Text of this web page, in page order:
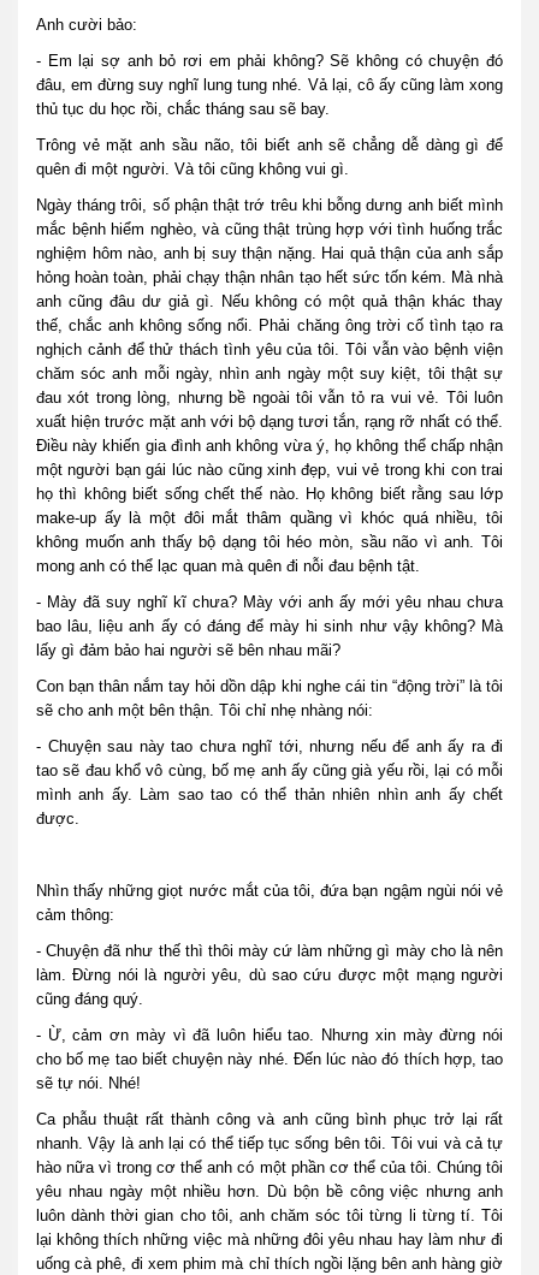
Anh cười bảo:
- Em lại sợ anh bỏ rơi em phải không? Sẽ không có chuyện đó
đâu, em đừng suy nghĩ lung tung nhé. Vả lại, cô ấy cũng làm xong
thủ tục du học rồi, chắc tháng sau sẽ bay.
Trông vẻ mặt anh sầu não, tôi biết anh sẽ chẳng dễ dàng gì để
quên đi một người. Và tôi cũng không vui gì.
Ngày tháng trôi, số phận thật trớ trêu khi bỗng dưng anh biết mình
mắc bệnh hiểm nghèo, và cũng thật trùng hợp với tình huống trắc
nghiệm hôm nào, anh bị suy thận nặng. Hai quả thận của anh sắp
hỏng hoàn toàn, phải chạy thận nhân tạo hết sức tốn kém. Mà nhà
anh cũng đâu dư giả gì. Nếu không có một quả thận khác thay
thế, chắc anh không sống nổi. Phải chăng ông trời cố tình tạo ra
nghịch cảnh để thử thách tình yêu của tôi. Tôi vẫn vào bệnh viện
chăm sóc anh mỗi ngày, nhìn anh ngày một suy kiệt, tôi thật sự
đau xót trong lòng, nhưng bề ngoài tôi vẫn tỏ ra vui vẻ. Tôi luôn
xuất hiện trước mặt anh với bộ dạng tươi tắn, rạng rỡ nhất có thể.
Điều này khiến gia đình anh không vừa ý, họ không thể chấp nhận
một người bạn gái lúc nào cũng xinh đẹp, vui vẻ trong khi con trai
họ thì không biết sống chết thế nào. Họ không biết rằng sau lớp
make-up ấy là một đôi mắt thâm quầng vì khóc quá nhiều, tôi
không muốn anh thấy bộ dạng tôi héo mòn, sầu não vì anh. Tôi
mong anh có thể lạc quan mà quên đi nỗi đau bệnh tật.
- Mày đã suy nghĩ kĩ chưa? Mày với anh ấy mới yêu nhau chưa
bao lâu, liệu anh ấy có đáng để mày hi sinh như vậy không? Mà
lấy gì đảm bảo hai người sẽ bên nhau mãi?
Con bạn thân nắm tay hỏi dồn dập khi nghe cái tin “động trời” là tôi
sẽ cho anh một bên thận. Tôi chỉ nhẹ nhàng nói:
- Chuyện sau này tao chưa nghĩ tới, nhưng nếu để anh ấy ra đi
tao sẽ đau khổ vô cùng, bố mẹ anh ấy cũng già yếu rồi, lại có mỗi
mình anh ấy. Làm sao tao có thể thản nhiên nhìn anh ấy chết
được.
Nhìn thấy những giọt nước mắt của tôi, đứa bạn ngậm ngùi nói vẻ
cảm thông:
- Chuyện đã như thế thì thôi mày cứ làm những gì mày cho là nên
làm. Đừng nói là người yêu, dù sao cứu được một mạng người
cũng đáng quý.
- Ừ, cảm ơn mày vì đã luôn hiểu tao. Nhưng xin mày đừng nói
cho bố mẹ tao biết chuyện này nhé. Đến lúc nào đó thích hợp, tao
sẽ tự nói. Nhé!
Ca phẫu thuật rất thành công và anh cũng bình phục trở lại rất
nhanh. Vậy là anh lại có thể tiếp tục sống bên tôi. Tôi vui và cả tự
hào nữa vì trong cơ thể anh có một phần cơ thể của tôi. Chúng tôi
yêu nhau ngày một nhiều hơn. Dù bộn bề công việc nhưng anh
luôn dành thời gian cho tôi, anh chăm sóc tôi từng li từng tí. Tôi
lại không thích những việc mà những đôi yêu nhau hay làm như đi
uống cà phê, đi xem phim mà chỉ thích ngồi lặng bên anh hàng giờ